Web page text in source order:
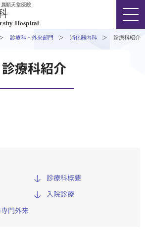
順天堂医院
Hospital
診療科・外来部門 消化器内科 診療科紹介
診療科紹介
診療科概要
⼊院診療
門外来